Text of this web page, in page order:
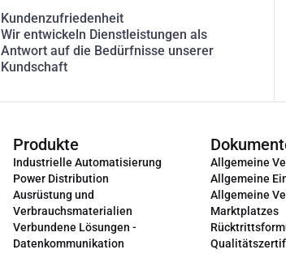
Kundenzufriedenheit
Wir entwickeln Dienstleistungen als
Antwort auf die Bedürfnisse unserer
Kundschaft
Produkte
Industrielle Automatisierung
Power Distribution
Ausrüstung und
Verbrauchsmaterialien
Verbundene Lösungen -
Datenkommunikation
Allgemeine
Allgemeine
Allgemeine
Marktplatzes